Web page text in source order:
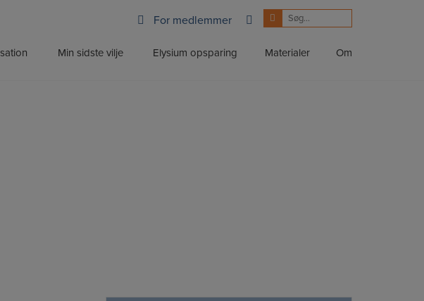
For medlemmer
Min sidste vilje Elysium opsparing Materialer Om